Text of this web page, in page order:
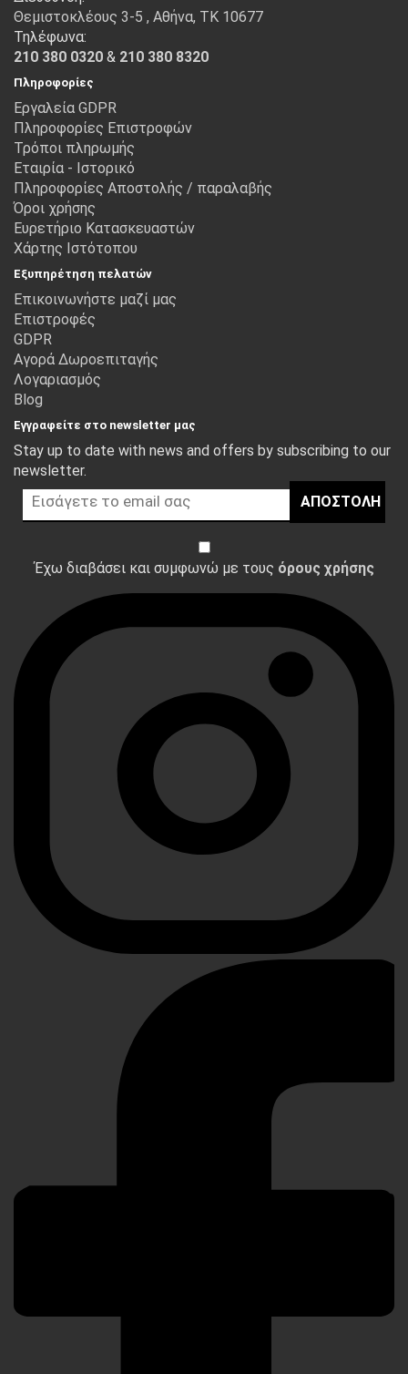
Θεμιστοκλέους 3-5 , Αθήνα, ΤΚ 10677
Τηλέφωνα:
210 380 0320 & 210 380 8320
Πληροφορίες
Εργαλεία GDPR
Πληροφορίες Επιστροφών
Τρόποι πληρωμής
Εταιρία - Ιστορικό
Πληροφορίες Αποστολής / παραλαβής
Όροι χρήσης
Ευρετήριο Κατασκευαστών
Χάρτης Ιστότοπου
Εξυπηρέτηση πελατών
Επικοινωνήστε μαζί μας
Επιστροφές
GDPR
Αγορά Δωροεπιταγής
Λογαριασμός
Blog
Εγγραφείτε στο newsletter μας
Stay up to date with news and offers by subscribing to our
newsletter.
ΑΠΟΣΤΟΛΉ
Έχω διαβάσει και συμφωνώ με τους όρους χρήσης